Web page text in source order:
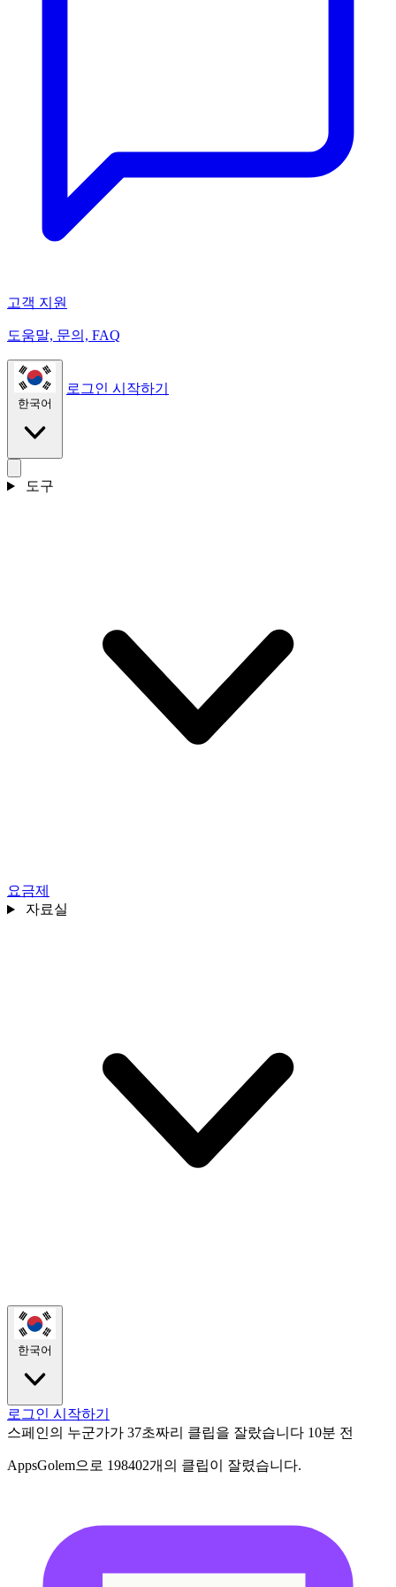
고객 지원
도움말, 문의, FAQ
한국어
로그인 시작하기
도구
요금제
자료실
한국어
로그인 시작하기
스페인의 누군가가 37초짜리 클립을 잘랐습니다 10분 전
AppsGolem으로 198402개의 클립이 잘렸습니다.